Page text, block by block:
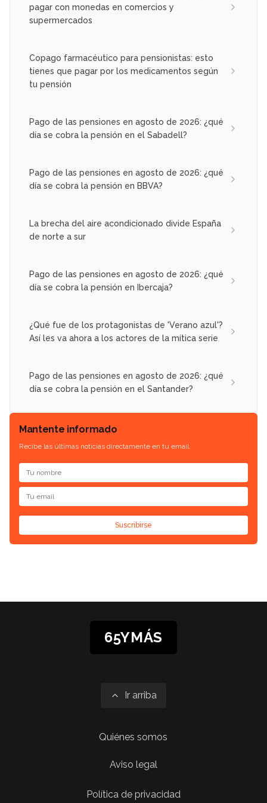
pagar con monedas en comercios y
supermercados
Copago farmacéutico para pensionistas: esto
tienes que pagar por los medicamentos según
tu pensión
Pago de las pensiones en agosto de 2026: ¿qué
día se cobra la pensión en el Sabadell?
Pago de las pensiones en agosto de 2026: ¿qué
día se cobra la pensión en BBVA?
La brecha del aire acondicionado divide España
de norte a sur
Pago de las pensiones en agosto de 2026: ¿qué
día se cobra la pensión en Ibercaja?
¿Qué fue de los protagonistas de 'Verano azul'?
Así les va ahora a los actores de la mítica serie
Pago de las pensiones en agosto de 2026: ¿qué
día se cobra la pensión en el Santander?
Mantente informado
Recibe las últimas noticias directamente en tu email.
Suscribirse
65YMÁS
Ir arriba
Quiénes somos
Aviso legal
Política de privacidad